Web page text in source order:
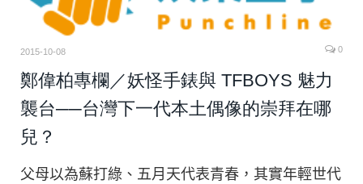
2015-10-08 0
鄭偉柏專欄／妖怪手錶與 TFBOYS 魅力
襲台──台灣下一代本土偶像的崇拜在哪
兒？
父母以為蘇打綠、五月天代表青春，其實年輕世代